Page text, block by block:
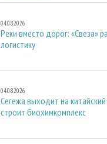
04.08.2026
Реки вместо дорог: «Свеза»
логистику
04.08.2026
Сегежа выходит на
строит биохимкомплекс